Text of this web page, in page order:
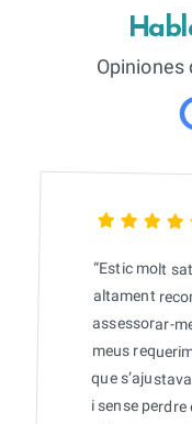
Opiniones
“Estic molt
altament
assessorar-me.
meus
que s’ajustava
i sense perdre
s’ajustessin al
flexible a l’hora
l’immoble que
pacient en